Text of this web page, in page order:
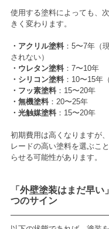
使用する塗料によっても、
きく変わります。
・アクリル塗料：5〜7年（
されない）
・ウレタン塗料：7〜10年
・シリコン塗料：10〜15年
・フッ素塗料：15〜20年
・無機塗料：20〜25年
・光触媒塗料：15〜20年
初期費用は高くなりますが
レードの高い塗料を選ぶこ
らせる可能性があります。
「外壁塗装はまだ早
つのサイン